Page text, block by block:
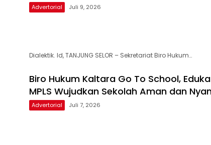
Advertorial Juli 9, 2026
Dialektik. Id, TANJUNG SELOR – Sekretariat Biro Hukum…
Biro Hukum Kaltara Go To School,
MPLS Wujudkan Sekolah Aman dan
Advertorial Juli 7, 2026